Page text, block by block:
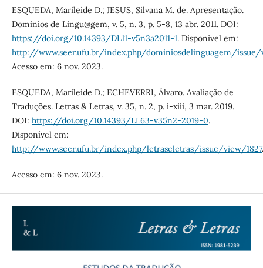
ESQUEDA, Marileide D.; JESUS, Silvana M. de. Apresentação.
Domínios de Lingu@gem, v. 5, n. 3, p. 5-8, 13 abr. 2011. DOI:
https://doi.org/10.14393/DL11-v5n3a2011-1. Disponível em:
http://www.seer.ufu.br/index.php/dominiosdelinguagem/
Acesso em: 6 nov. 2023.
ESQUEDA, Marileide D.; ECHEVERRI, Álvaro. Avaliação de
Traduções. Letras & Letras, v. 35, n. 2, p. i-xiii, 3 mar. 2019.
DOI: https://doi.org/10.14393/LL63-v35n2-2019-0.
Disponível em:
http://www.seer.ufu.br/index.php/letraseletras/issue/view/1827.
Acesso em: 6 nov. 2023.